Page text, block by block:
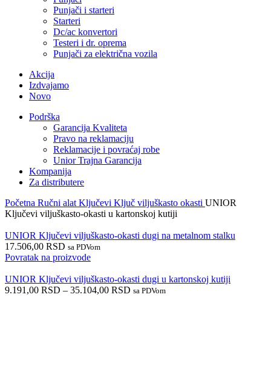
Punjači i starteri
Starteri
Dc/ac konvertori
Testeri i dr. oprema
Punjači za električna vozila
Akcija
Izdvajamo
Novo
Podrška
Garancija Kvaliteta
Pravo na reklamaciju
Reklamacije i povraćaj robe
Unior Trajna Garancija
Kompanija
Za distributere
Početna Ručni alat Ključevi Ključ viljuškasto okasti UNIOR
Ključevi viljuškasto-okasti u kartonskoj kutiji
UNIOR Ključevi viljuškasto-okasti dugi na metalnom stalku
17.506,00 RSD sa PDVom
Povratak na proizvode
UNIOR Ključevi viljuškasto-okasti dugi u kartonskoj kutiji
9.191,00 RSD – 35.104,00 RSD sa PDVom